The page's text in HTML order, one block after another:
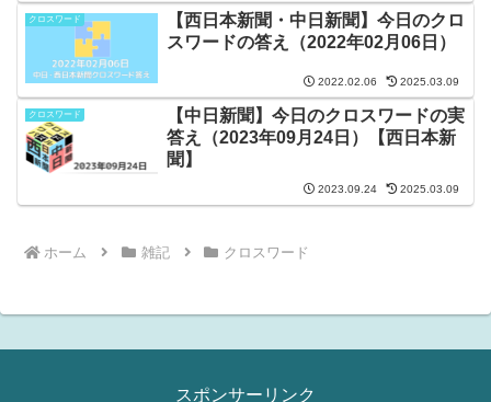
クロスワード
【西日本新聞・中日新聞】今日のクロ
スワードの答え（2022年02月06日）
2022.02.06 2025.03.09
クロスワード
【中日新聞】今日のクロスワードの実
答え（2023年09月24日）【西日本新
聞】
2023.09.24 2025.03.09
ホーム 雑記 クロスワード
スポンサーリンク